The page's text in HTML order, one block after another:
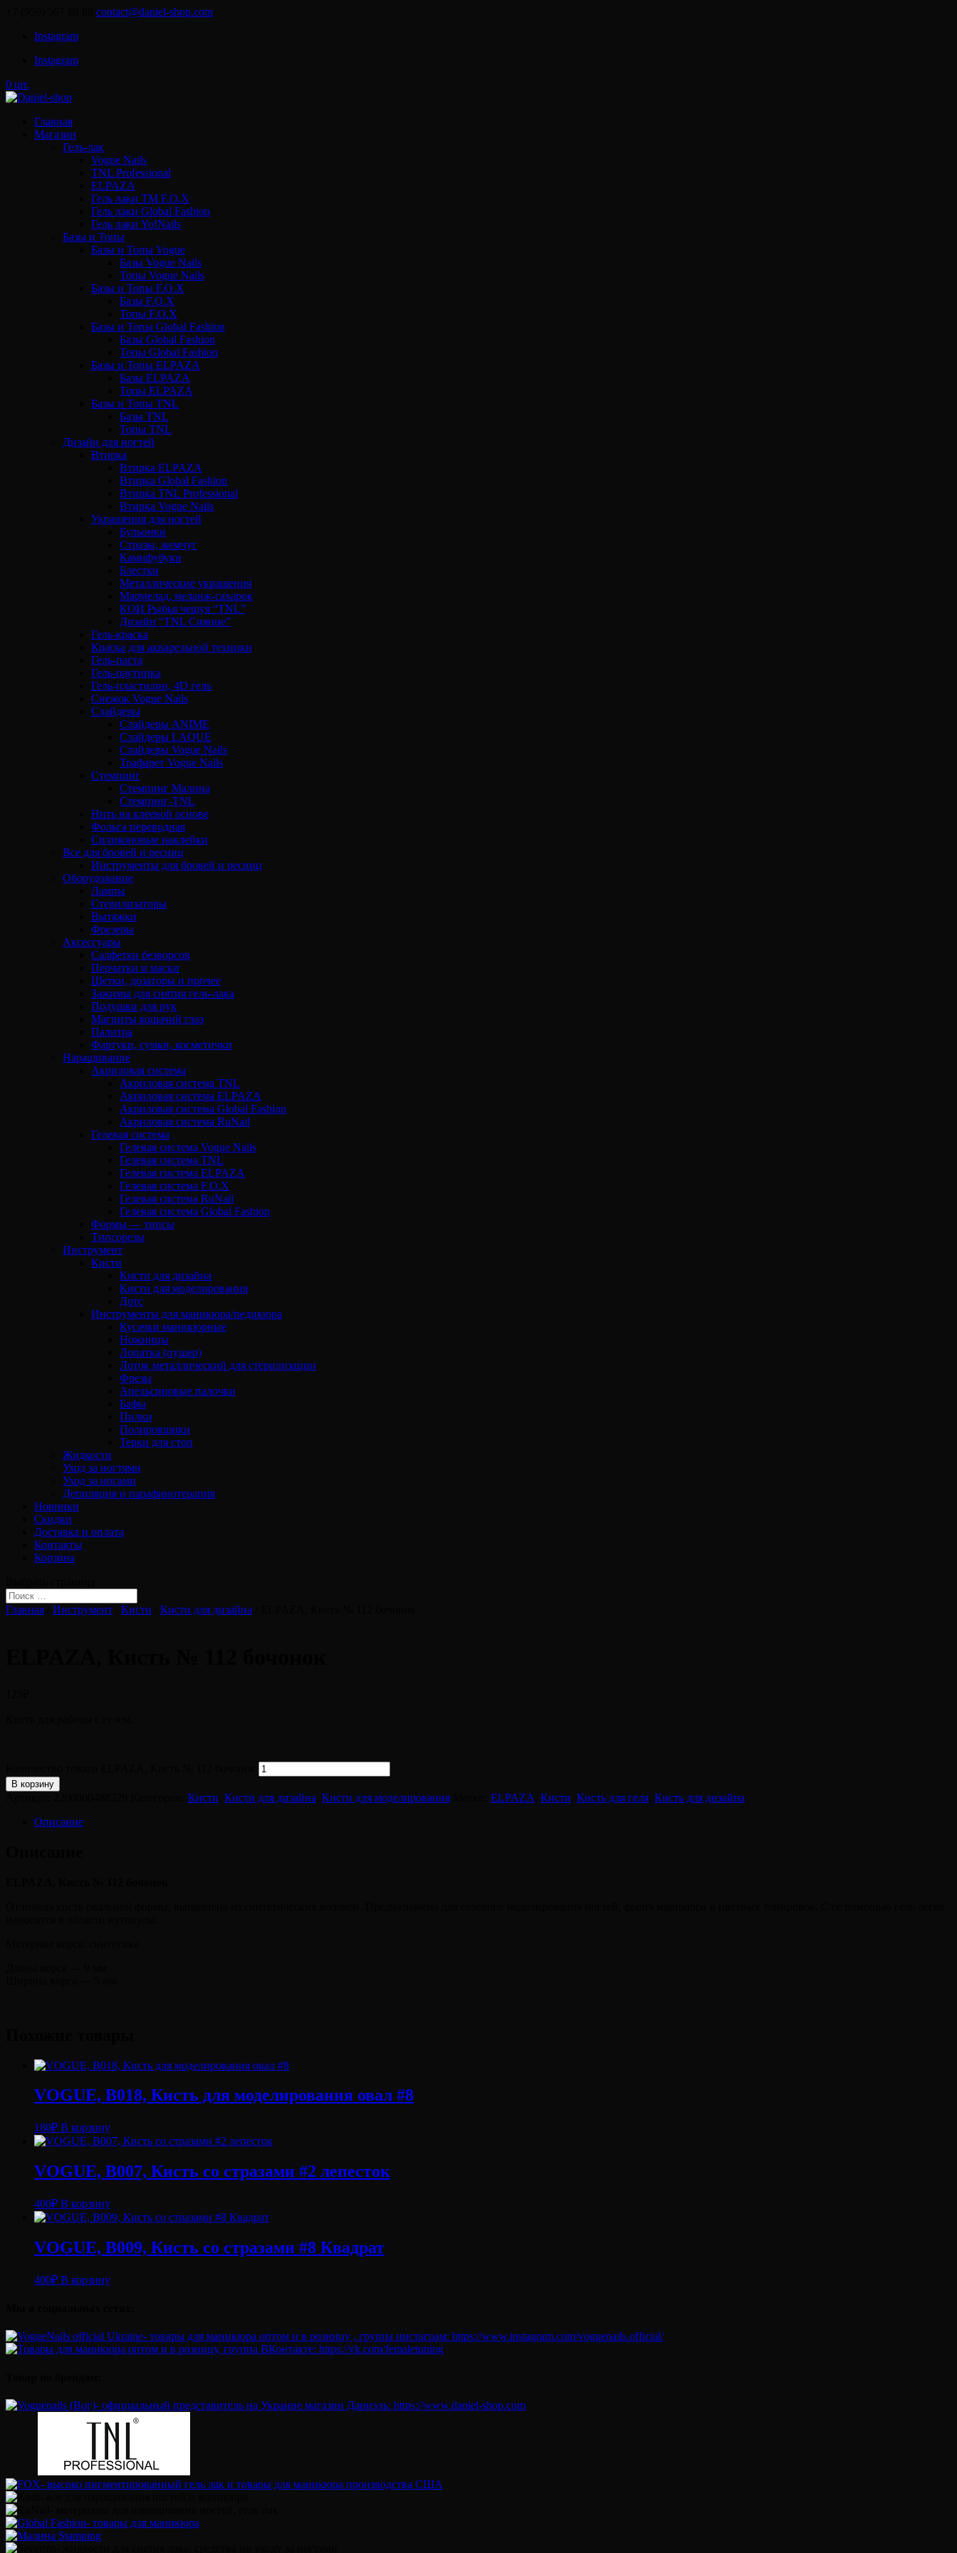
contact@daniel-shop.com
Instagram
Instagram
0 шт.
Главная
Магазин
Гель-лак
Vogue Nails
TNL Professional
ELPAZA
Гель лаки ТМ F.O.X
Гель лаки Global Fashion
Гель лаки Yo!Nails
Базы и Топы
Базы и Топы Vogue
Базы Vogue Nails
Топы Vogue Nails
Базы и Топы F.O.X
Базы F.O.X
Топы F.O.X
Базы и Топы Global Fashion
Базы Global Fashion
Топы Global Fashion
Базы и Топы ELPAZA
Базы ELPAZA
Топы ELPAZA
Базы и Топы TNL
Базы TNL
Топы TNL
Дизайн для ногтей
Втирка
Втирка ELPAZA
Втирка Global Fashion
Втирка TNL Professional
Втирка Vogue Nails
Украшения для ногтей
Бульонки
Стразы, жемчуг
Камифубуки
Блестки
Металлические украшения
Мармелад, меланж-сахарок
КОИ Рыбья чешуя “TNL”
Дизайн “TNL Сияние”
Гель-краска
Краска для акварельной техники
Гель-паста
Гель-паутинка
Гель-пластилин, 4D гель
Снежок Vogue Nails
Слайдеры
Слайдеры ANIME
Слайдеры LAQUE
Слайдеры Vogue Nails
Трафарет Vogue Nails
Стемпинг
Стемпинг Малина
Стемпинг-TNL
Нить на клеевой основе
Фольга переводная
Силиконовые наклейки
Все для бровей и ресниц
Инструменты для бровей и ресниц
Оборудование
Лампы
Стерилизаторы
Вытяжки
Фрезеры
Аксессуары
Салфетки безворсов
Перчатки и маски
Щетки, дозаторы и прочее
Зажимы для снятия гель-лака
Подушки для рук
Магниты кошачий глаз
Палитра
Фартуки, сумки, косметички
Наращивание
Акриловая система
Акриловая система TNL
Акриловая система ELPAZA
Акриловая система Global Fashion
Акриловая система RuNail
Гелевая система
Гелевая система Vogue Nails
Гелевая система TNL
Гелевая система ELPAZA
Гелевая система F.O.X
Гелевая система RuNail
Гелевая система Global Fashion
Формы — типсы
Типсорезы
Инструмент
Кисти
Кисти для дизайна
Кисти для моделирования
Дотс
Инструменты для маникюра/педикюра
Кусачки маникюрные
Ножницы
Лопатка (пушер)
Лоток металлический для стерилизации
Фрезы
Апельсиновые палочки
Бафы
Пилки
Полировщики
Терки для стоп
Жидкости
Уход за ногтями
Уход за ногами
Депиляция и парафинотерапия
Новинки
Скидки
Доставка и оплата
Контакты
Корзина
Главная Инструмент Кисти Кисти для дизайна
В корзину
Кисти Кисти для дизайна Кисти для моделирования ELPAZA Кисти Кисть для геля Кисть для дизайна
Описание
VOGUE, B018, Кисть для моделирования овал #8
180₽ В корзину
VOGUE, B007, Кисть со стразами #2 лепесток
400₽ В корзину
VOGUE, B009, Кисть со стразами #8 Квадрат
400₽ В корзину